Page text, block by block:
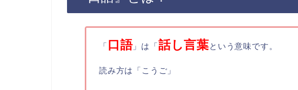
「 口語」は「 話し言葉という意味です。
読み方は「こうご」